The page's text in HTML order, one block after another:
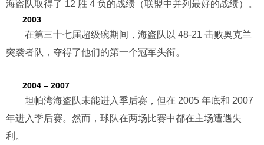
海盗队取得了 12 胜 4 负的战绩（联盟中并列最好的战绩）。
2003
在第三十七届超级碗期间，海盗队以 48-21 击败奥克兰
突袭者队，夺得了他们的第一个冠军头衔。
2004 – 2007
坦帕湾海盗队未能进入季后赛，但在 2005 年底和 2007
年进入季后赛。然而，球队在两场比赛中都在主场遭遇失
利。